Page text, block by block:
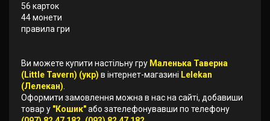
56 карток
44 монети
правила гри
Ви можете купити настільну гру Маленька Таверна
(Little Tavern) (укр) в інтернет-магазині Lelekan
(Лелекан)
Оформити замовлення можна в нас на сайті, добавиши
товар у "Кошик"або зателефонувавши по телефону